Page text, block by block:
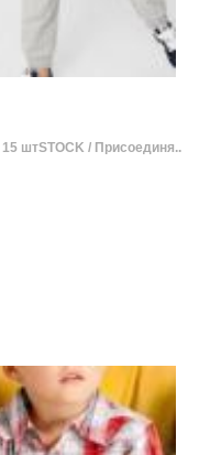
шт ​ STOCK / Присоединя..